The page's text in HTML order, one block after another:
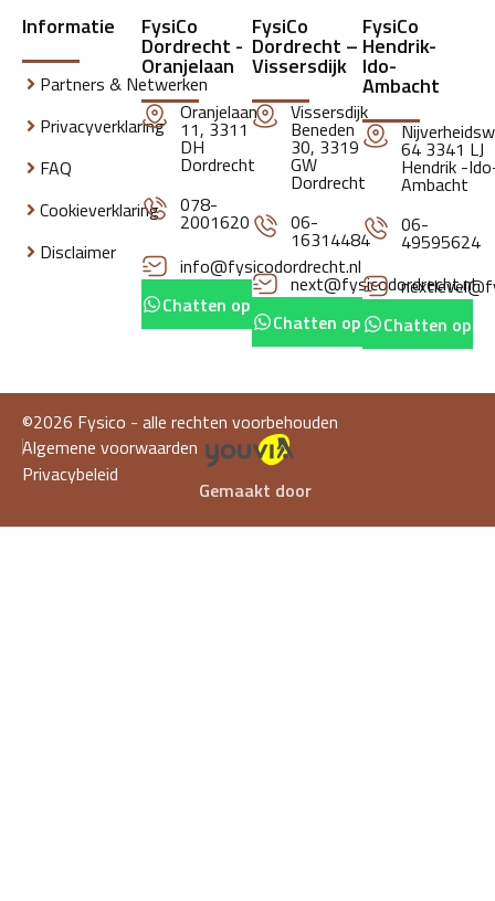
Informatie
Partners & Netwerken
Privacyverklaring
FAQ
Cookieverklaring
Disclaimer
FysiCo
Dordrecht -
Oranjelaan
Oranjelaan
11, 3311
DH
Dordrecht
078-
2001620
info@fysicodordrecht.nl
Chatten op whatsapp
FysiCo
Dordrecht –
Vissersdijk
Vissersdijk
Beneden
30, 3319
GW
Dordrecht
06-
16314484
next@fysicodordrecht.nl
Chatten op whatsapp
FysiCo
Hendrik-
Ido-
Ambacht
64 3341 LJ
Hendrik -
Ambacht
06-
49595624
Chatten op
©2026 Fysico - alle rechten voorbehouden
Algemene voorwaarden
Privacybeleid
Gemaakt door